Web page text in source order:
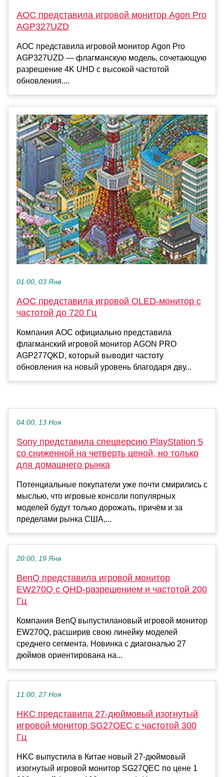
AOC представила игровой монитор Agon Pro
AGP327UZD
AOC представила игровой монитор Agon Pro
AGP327UZD — флагманскую модель, сочетающую
разрешение 4K UHD с высокой частотой
обновления....
01:00, 03 Янв
AOC представила игровой OLED-монитор с
частотой до 720 Гц
Компания AOC официально представила
флагманский игровой монитор AGON PRO
AGP277QKD, который выводит частоту
обновления на новый уровень благодаря дву...
04:00, 13 Ноя
Sony представила спецверсию PlayStation 5
со сниженной на четверть ценой, но только
для домашнего рынка
Потенциальные покупатели уже почти смирились с
мыслью, что игровые консоли популярных
моделей будут только дорожать, причём и за
пределами рынка США,...
20:00, 19 Янв
BenQ представила игровой монитор
EW270Q с QHD-разрешением и частотой 200
Гц
Компания BenQ выпустилановый игровой монитор
EW270Q, расширив свою линейку моделей
среднего сегмента. Новинка с диагональю 27
дюймов ориентирована на...
11:00, 27 Ноя
HKC представила 27-дюймовый изогнутый
игровой монитор SG27QEC с частотой 300
Гц
HKC выпустила в Китае новый 27-дюймовый
изогнутый игровой монитор SG27QEC по цене 1